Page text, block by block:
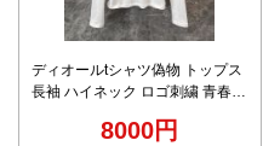
ディオールtシャツ偽物 トップス
長袖 ハイネック ロゴ刺繍 青春
8000円